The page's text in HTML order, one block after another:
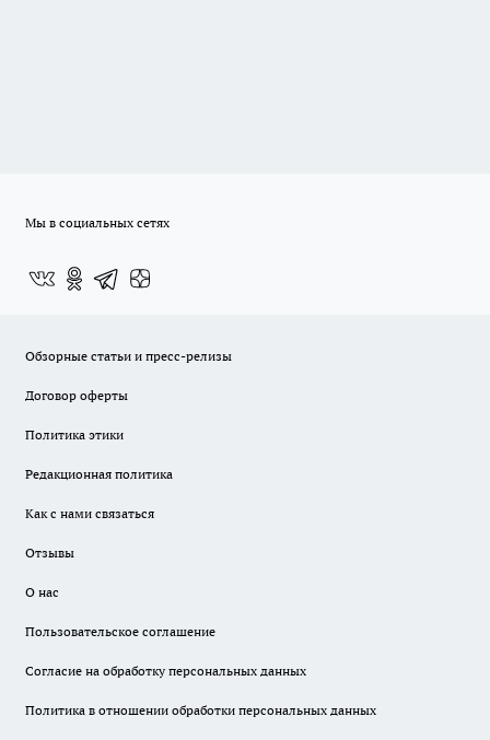
Мы в социальных сетях
Обзорные статьи и пресс-релизы
Договор оферты
Политика этики
Редакционная политика
Как с нами связаться
Отзывы
О нас
Пользовательское соглашение
Согласие на обработку персональных данных
Политика в отношении обработки персональных данных